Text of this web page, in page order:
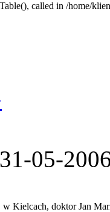
called in /home/
05-
w Kielcach, doktor Jan